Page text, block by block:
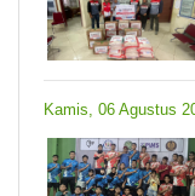
Kamis, 06 Agustus